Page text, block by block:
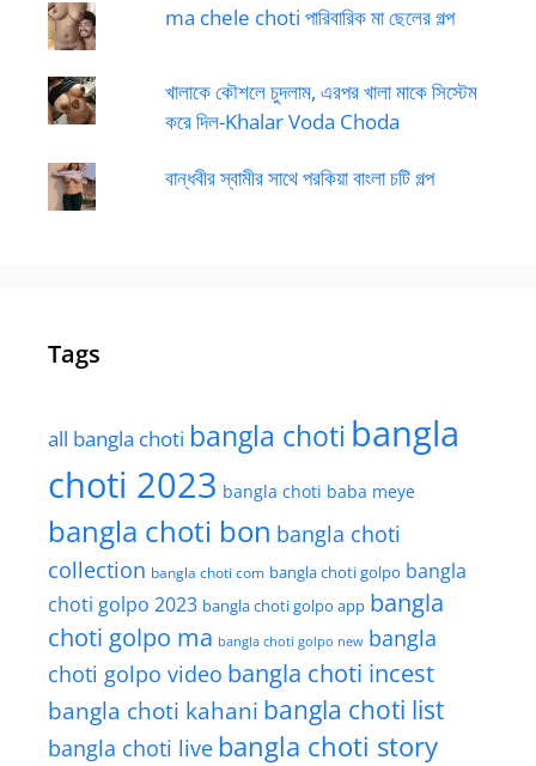
ma chele choti পারিবারিক মা ছেলের গল্প
খালাকে কৌশলে চুদলাম, এরপর খালা মাকে সিস্টেম
করে দিল-Khalar Voda Choda
বান্ধবীর স্বামীর সাথে পরকিয়া বাংলা চটি গল্প
Tags
all bangla choti bangla choti bangla
choti 2023 bangla choti baba meye
bangla choti bon bangla choti
collection bangla choti com bangla choti golpo bangla
choti golpo 2023 bangla choti golpo app bangla
choti golpo ma bangla choti golpo new bangla
choti golpo video bangla choti incest
bangla choti kahani bangla choti list
bangla choti live bangla choti story